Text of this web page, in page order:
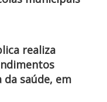
realiza
saúde, em